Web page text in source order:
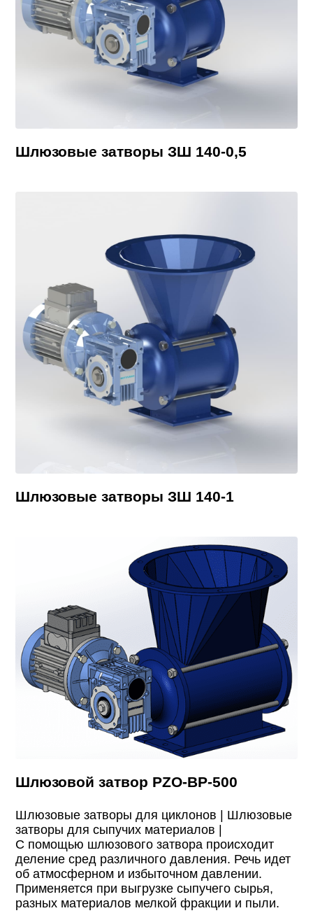
Шлюзовые затворы ЗШ 140-0,5
Шлюзовые затворы ЗШ 140-1
Шлюзовой затвор PZO-BP-500
Шлюзовые затворы для циклонов | Шлюзовые
затворы для сыпучих материалов |
С помощью шлюзового затвора происходит
деление сред различного давления. Речь идет
об атмосферном и избыточном давлении.
Применяется при выгрузке сыпучего сырья,
разных материалов мелкой фракции и пыли.